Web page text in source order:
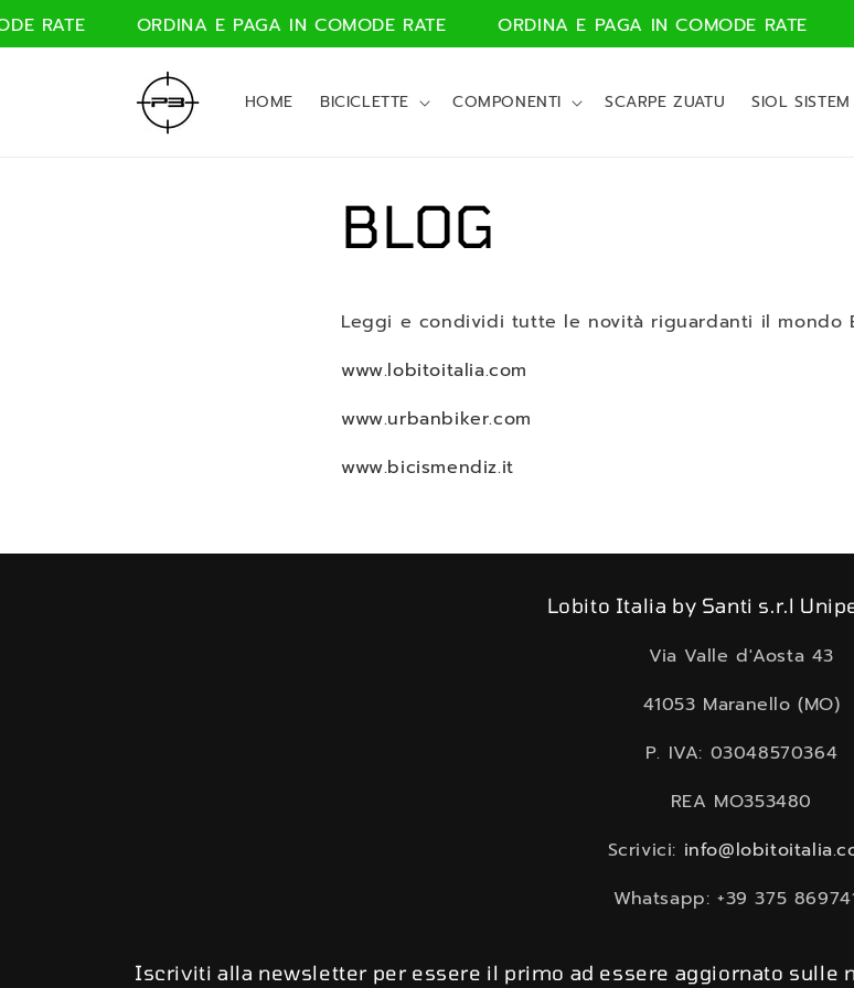
direttamente
ai contenuti
RATE ORDINA E PAGA IN COMODE RATE ORDINA E PAGA IN COMODE RATE
HOME BICICLETTE COMPONENTI SCARPE ZUATU SIOL SISTEM
BLOG
Leggi e condividi tutte le novità riguardanti il mondo
www.lobitoitalia.com
www.urbanbiker.com
www.bicismendiz.it
Lobito Italia by Santi s.r.l
Via Valle d'Aosta 43
41053 Maranello (MO)
P. IVA: 03048570364
REA MO353480
Scrivici:
Whatsapp: +39 375
Iscriviti alla newsletter per essere il primo ad essere aggiornato sulle